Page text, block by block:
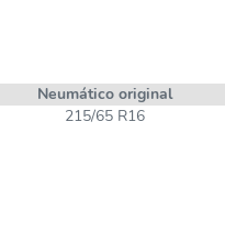
Neumático original
215/65 R16